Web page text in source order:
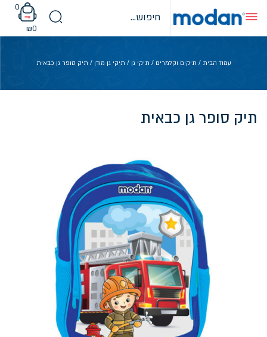
content
0
₪0
עמוד הבית / תיקים וקלמרים / תיקי גן / תיקי גן מודן / תיק סופר גן כבאית
תיק סופר גן כבאית